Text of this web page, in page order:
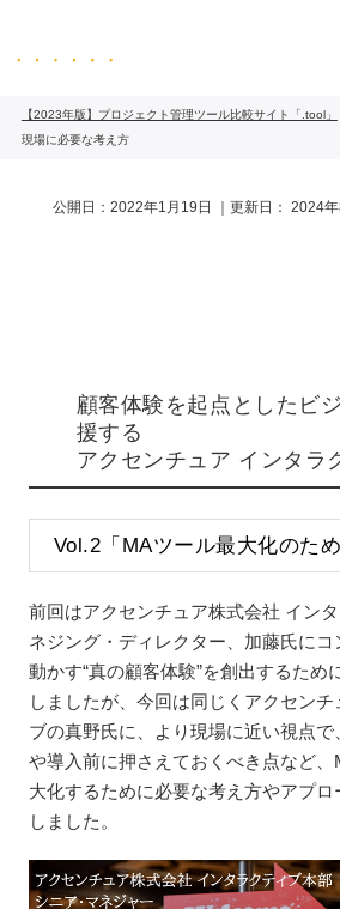
【2023年版】プロジェクト管理ツール比較サイト「.tool」
現場に必要な考え方
公開日： 2022年1月19日 ｜更新日： 2024年
顧客体験を起点としたビ
援する
アクセンチュア インタラ
Vol.2「MAツール最大化のた
前回はアクセンチュア株式会社 イン
ネジング・ディレクター、加藤氏に
動かす“真の顧客体験”を創出するため
しましたが、今回は同じくアクセンチ
ブの真野氏に、より現場に近い視点
や導入前に押さえておくべき点など
大化するために必要な考え方やアプ
しました。